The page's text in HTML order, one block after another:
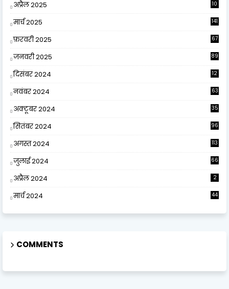
अप्रैल 2025
10
मार्च 2025 141
फ़रवरी 2025 67
जनवरी 2025 89
दिसंबर 2024
12
नवंबर 2024 63
अक्टूबर 2024 35
सितंबर 2024 96
अगस्त 2024 113
जुलाई 2024 66
अप्रैल 2024 2
मार्च 2024 44
COMMENTS